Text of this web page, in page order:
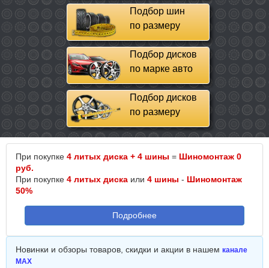
Подбор шин
по размеру
Подбор дисков
по марке авто
Подбор дисков
по размеру
При покупке 4 литых диска + 4 шины = Шиномонтаж 0
руб.
При покупке 4 литых диска или 4 шины - Шиномонтаж
50%
Подробнее
Новинки и обзоры товаров, скидки и акции в нашем канале
MAX